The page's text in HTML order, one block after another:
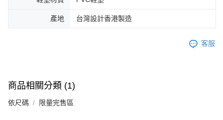
產地 台灣設計香港製造
客服
商品相關分類 (1)
依尺碼 限量完售區